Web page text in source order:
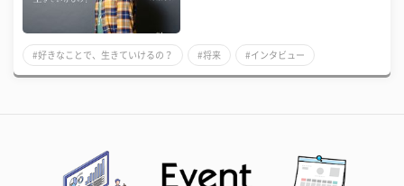
#好きなことで、生きていけるの？ #将来 #インタビュー